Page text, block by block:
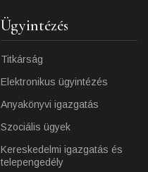
Ügyintézés
Titkárság
Elektronikus ügyintézés
Anyakönyvi igazgatás
Szociális ügyek
Kereskedelmi igazgatás és
telepengedély